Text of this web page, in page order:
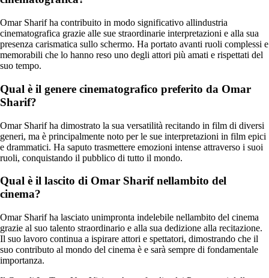
Omar Sharif ha contribuito in modo significativo allindustria
cinematografica grazie alle sue straordinarie interpretazioni e alla sua
presenza carismatica sullo schermo. Ha portato avanti ruoli complessi e
memorabili che lo hanno reso uno degli attori più amati e rispettati del
suo tempo.
Qual è il genere cinematografico preferito da Omar
Sharif?
Omar Sharif ha dimostrato la sua versatilità recitando in film di diversi
generi, ma è principalmente noto per le sue interpretazioni in film epici
e drammatici. Ha saputo trasmettere emozioni intense attraverso i suoi
ruoli, conquistando il pubblico di tutto il mondo.
Qual è il lascito di Omar Sharif nellambito del
cinema?
Omar Sharif ha lasciato unimpronta indelebile nellambito del cinema
grazie al suo talento straordinario e alla sua dedizione alla recitazione.
Il suo lavoro continua a ispirare attori e spettatori, dimostrando che il
suo contributo al mondo del cinema è e sarà sempre di fondamentale
importanza.